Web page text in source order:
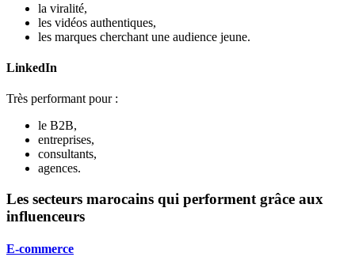
la viralité,
les vidéos authentiques,
les marques cherchant une audience jeune.
LinkedIn
Très performant pour :
le B2B,
entreprises,
consultants,
agences.
Les secteurs marocains qui performent grâce aux
influenceurs
E-commerce